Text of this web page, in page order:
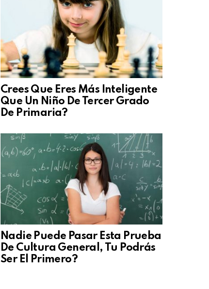
Crees Que Eres Más Inteligente
Que Un Niño De Tercer Grado
De Primaria?
Nadie Puede Pasar Esta Prueba
De Cultura General, Tu Podrás
Ser El Primero?